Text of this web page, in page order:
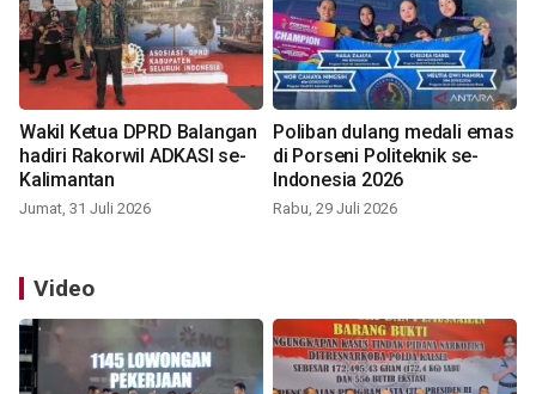
Wakil Ketua DPRD Balangan
hadiri Rakorwil ADKASI se-
Kalimantan
Jumat, 31 Juli 2026
Poliban dulang medali emas
di Porseni Politeknik se-
Indonesia 2026
Rabu, 29 Juli 2026
Video